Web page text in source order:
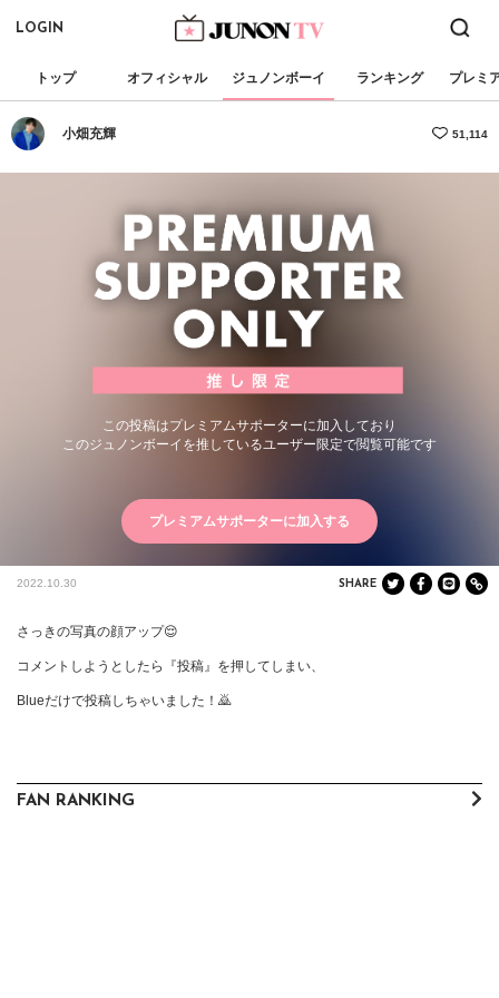
LOGIN
トップ オフィシャル ジュノンボーイ ランキング プレミ
小畑充輝 51,114
この投稿はプレミアムサポーターに加入しており
このジュノンボーイを推しているユーザー限定で閲覧可能です
プレミアムサポーターに加入する
2022.10.30 SHARE
さっきの写真の顔アップ😌
コメントしようとしたら『投稿』を押してしまい、
Blueだけで投稿しちゃいました！🙇
FAN RANKING